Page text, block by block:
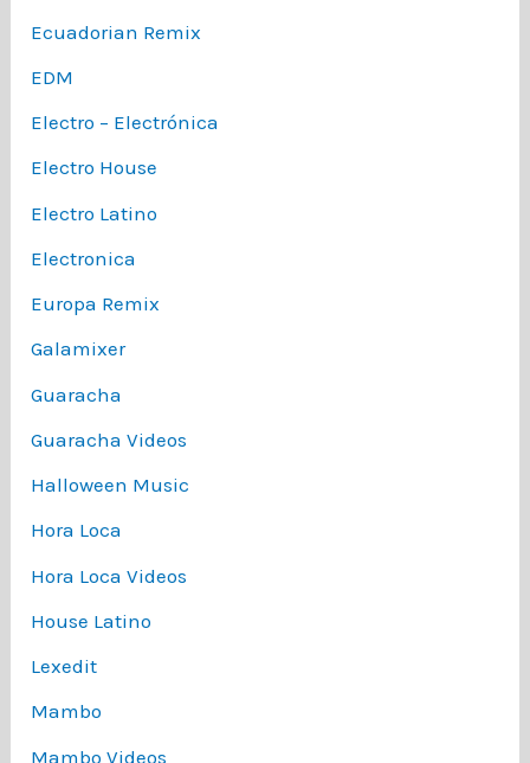
Ecuadorian Remix
EDM
Electro – Electrónica
Electro House
Electro Latino
Electronica
Europa Remix
Galamixer
Guaracha
Guaracha Videos
Halloween Music
Hora Loca
Hora Loca Videos
House Latino
Lexedit
Mambo
Mambo Videos